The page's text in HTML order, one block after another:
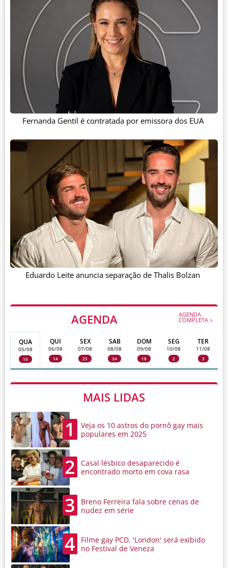
AGENDA AGENDA
COMPLETA >
QUA
05/08
10
QUI
06/08
14
SEX
07/08
25
SAB
08/08
34
DOM
09/08
18
SEG
10/08
2
TER
11/08
3
MAIS LIDAS
1
Veja os 10 astros do pornô gay mais
populares em 2025
2
Casal lésbico desaparecido é
encontrado morto em cova rasa
3
Breno Ferreira fala sobre cenas de
nudez em série
4
Filme gay PCD, 'London' será exibido
no Festival de Veneza
Fernanda Gentil é contratada por emissora dos EUA
Eduardo Leite anuncia separação de Thalis Bolzan